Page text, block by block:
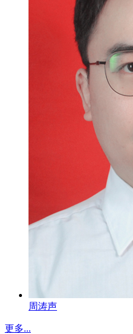
周涛声
更多...